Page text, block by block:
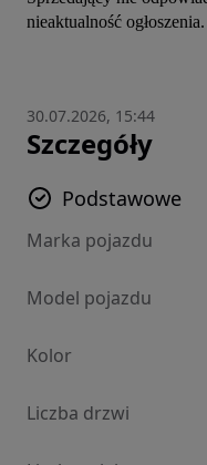
nieaktualność ogłoszenia.
30.07.2026, 15:44
Szczegóły
Podstawowe
Marka pojazdu
Model pojazdu
Kolor
Liczba drzwi